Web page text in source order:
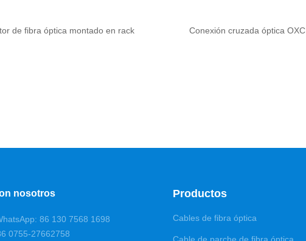
de fibra óptica montado en rack Conexión cruzada óptica OXC
Productos
Cables de fibra óptica
nosotros
86 130 7568 1698
0755-27662758